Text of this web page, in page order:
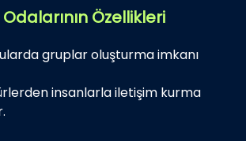
Özellikleri
gruplar oluşturma imkanı
insanlarla iletişim kurma